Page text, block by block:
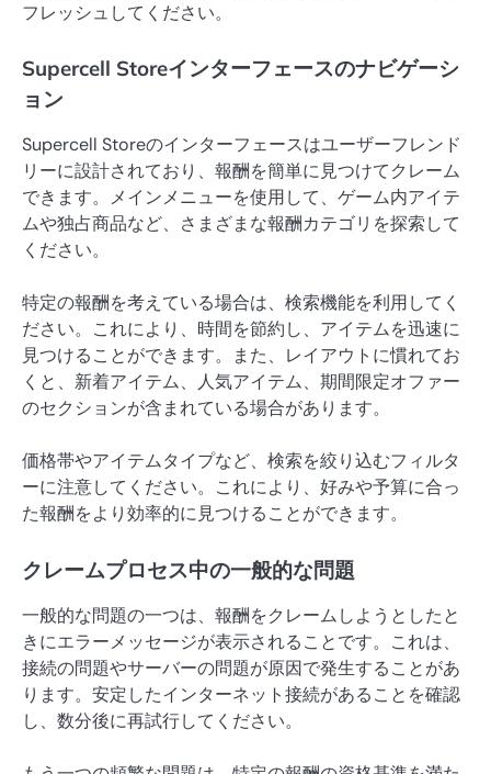
フレッシュしてください。
Supercell Storeインターフェースのナビゲーシ
ョン
Supercell Storeのインターフェースはユーザーフレンド
リーに設計されており、報酬を簡単に見つけてクレーム
できます。メインメニューを使用して、ゲーム内アイテ
ムや独占商品など、さまざまな報酬カテゴリを探索して
ください。
特定の報酬を考えている場合は、検索機能を利用してく
ださい。これにより、時間を節約し、アイテムを迅速に
見つけることができます。また、レイアウトに慣れてお
くと、新着アイテム、人気アイテム、期間限定オファー
のセクションが含まれている場合があります。
価格帯やアイテムタイプなど、検索を絞り込むフィルタ
ーに注意してください。これにより、好みや予算に合っ
た報酬をより効率的に見つけることができます。
クレームプロセス中の一般的な問題
一般的な問題の一つは、報酬をクレームしようとしたと
きにエラーメッセージが表示されることです。これは、
接続の問題やサーバーの問題が原因で発生することがあ
ります。安定したインターネット接続があることを確認
し、数分後に再試行してください。